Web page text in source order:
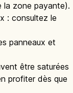
la zone payante).
: consultez le
panneaux et
être saturées
profiter dès que